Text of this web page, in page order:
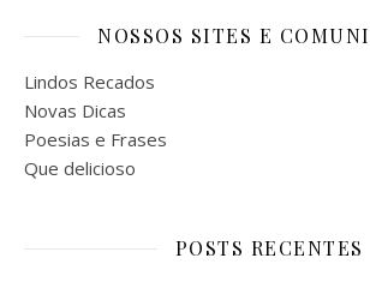
NOSSOS SITES E
Lindos Recados
Novas Dicas
Poesias e Frases
Que delicioso
POSTS RECENTES